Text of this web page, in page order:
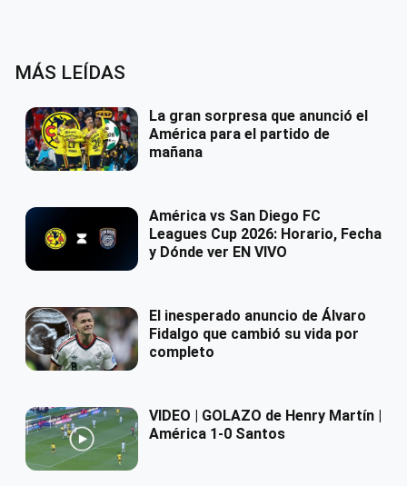
MÁS LEÍDAS
La gran sorpresa que anunció el
América para el partido de
mañana
América vs San Diego FC
Leagues Cup 2026: Horario, Fecha
y Dónde ver EN VIVO
El inesperado anuncio de Álvaro
Fidalgo que cambió su vida por
completo
VIDEO | GOLAZO de Henry Martín |
América 1-0 Santos